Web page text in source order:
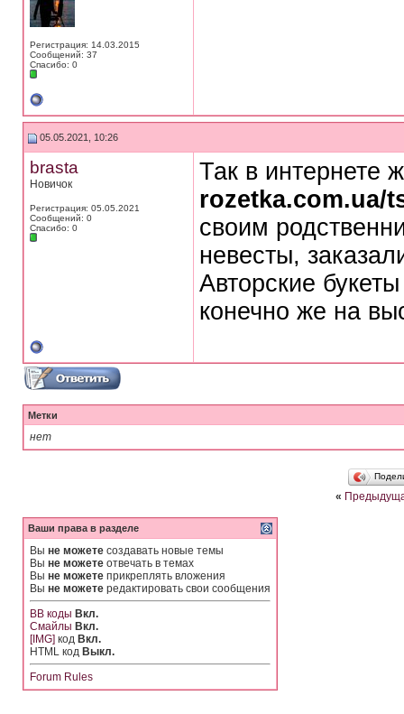
Регистрация: 14.03.2015
Сообщений: 37
Спасибо: 0
05.05.2021, 10:26
brasta
Новичок
Регистрация: 05.05.2021
Сообщений: 0
Спасибо: 0
Так в интернете
rozetka.com.ua/
своим
невесты,
Авторские
конечно же на
Метки
нет
«
Ваши права в разделе
Вы не можете создавать новые темы
Вы не можете отвечать в темах
Вы не можете прикреплять вложения
Вы не можете редактировать свои сообщения
BB коды Вкл.
Смайлы Вкл.
[IMG] код Вкл.
HTML код Выкл.
Forum Rules